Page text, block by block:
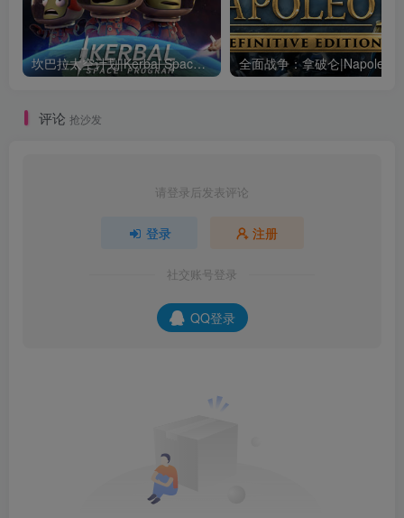
坎巴拉太空计划|Kerbal Space Program|1.12.5.3190|整合全DLC
评论 抢沙发
请登录后发表评论
登录 注册
社交账号登录
QQ登录